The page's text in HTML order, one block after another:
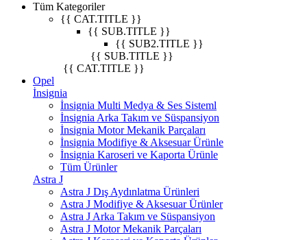
Tüm Kategoriler
{{ CAT.TITLE }}
{{ SUB.TITLE }}
{{ SUB2.TITLE }}
{{ SUB.TITLE }}
{{ CAT.TITLE }}
Opel
İnsignia
İnsignia Multi Medya & Ses Sisteml
İnsignia Arka Takım ve Süspansiyon
İnsignia Motor Mekanik Parçaları
İnsignia Modifiye & Aksesuar Ürünle
İnsignia Karoseri ve Kaporta Ürünle
Tüm Ürünler
Astra J
Astra J Dış Aydınlatma Ürünleri
Astra J Modifiye & Aksesuar Ürünler
Astra J Arka Takım ve Süspansiyon
Astra J Motor Mekanik Parçaları